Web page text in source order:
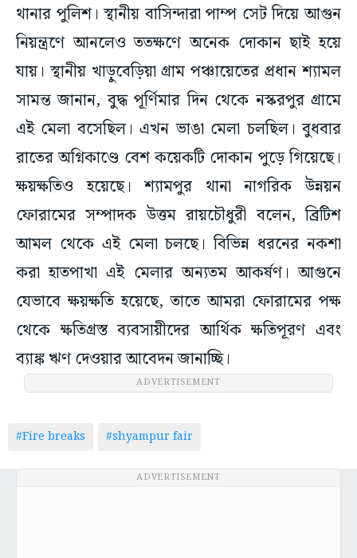
থানার পুলিশ। স্থানীয় বাসিন্দারা পাম্প সেট দিয়ে আগুন
নিয়ন্ত্রণে আনলেও ততক্ষণে অনেক দোকান ছাই হয়ে
যায়। স্থানীয় খাড়ুবেড়িয়া গ্রাম পঞ্চায়েতের প্রধান শ্যামল
সামন্ত জানান, বুদ্ধ পূর্ণিমার দিন থেকে নস্করপুর গ্রামে
এই মেলা বসেছিল। এখন ভাঙা মেলা চলছিল। বুধবার
রাতের অগ্নিকাণ্ডে বেশ কয়েকটি দোকান পুড়ে গিয়েছে।
ক্ষয়ক্ষতিও হয়েছে। শ্যামপুর থানা নাগরিক উন্নয়ন
ফোরামের সম্পাদক উত্তম রায়চৌধুরী বলেন, ব্রিটিশ
আমল থেকে এই মেলা চলছে। বিভিন্ন ধরনের নকশা
করা হাতপাখা এই মেলার অন্যতম আকর্ষণ। আগুনে
যেভাবে ক্ষয়ক্ষতি হয়েছে, তাতে আমরা ফোরামের পক্ষ
থেকে ক্ষতিগ্রস্ত ব্যবসায়ীদের আর্থিক ক্ষতিপূরণ এবং
ব্যাঙ্ক ঋণ দেওয়ার আবেদন জানাচ্ছি।
ADVERTISEMENT
#Fire breaks #shyampur fair
ADVERTISEMENT